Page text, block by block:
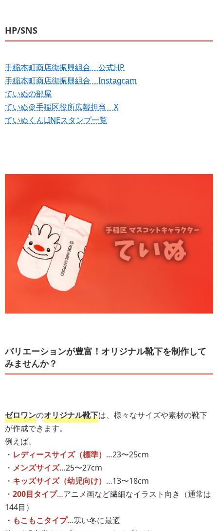
HP/SNS
手稲本町商店街振興組合 公式HP
手稲本町商店街振興組合 Instagram
ていぬの部屋
ていぬ＠手稲区役所広報担当 X
ていぬくんLINEスタンプ一覧
バリエーションが豊富！オリジナル靴下を制作して
みませんか？
ゼロワンのオリジナル靴下は、様々なサイズや素材の靴下
が作成できます。
例えば、
・ レディースサイズ（標準） …23〜25cm
・ メンズサイズ…25〜27cm
・ キッズサイズ（幼児向け） …13〜18cm
・ 200目タイプ…アニメ画など繊細なイラスト向き（通常は
144目）
・ もこもこタイプ…寒い冬に最適